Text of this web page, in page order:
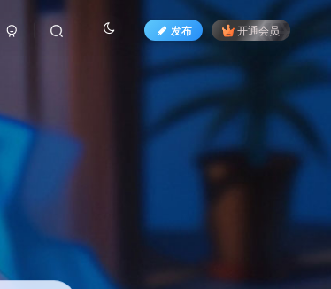
发布 开通会员